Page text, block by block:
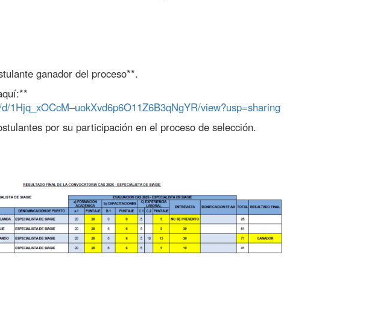
ganador del proceso**.
1Hjq_xOCcM–uokXvd6p6O11Z6B3qNgYR/view?usp=sharing
por su participación en el proceso de selección.